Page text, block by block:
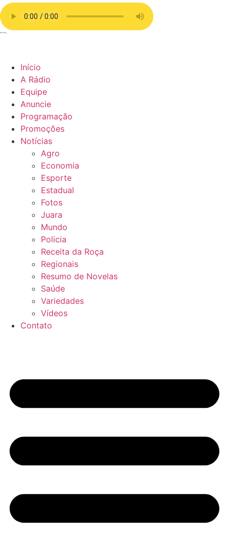
Início
A Rádio
Equipe
Anuncie
Programação
Promoções
Notícias
Agro
Economia
Esporte
Estadual
Fotos
Juara
Mundo
Policia
Receita da Roça
Regionais
Resumo de Novelas
Saúde
Variedades
Vídeos
Contato